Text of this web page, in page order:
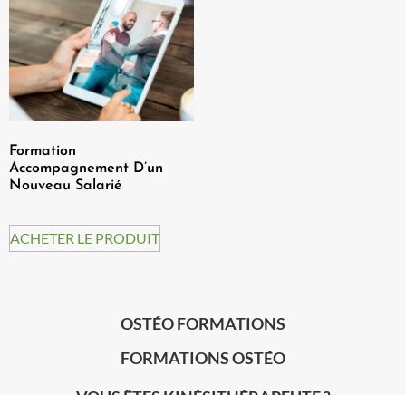
Formation
Accompagnement D’un
Nouveau Salarié
ACHETER LE PRODUIT
OSTÉO FORMATIONS
FORMATIONS OSTÉO